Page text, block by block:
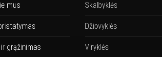
mus
grąžinimas
Skalbyklės
Džiovyklės
Viryklės